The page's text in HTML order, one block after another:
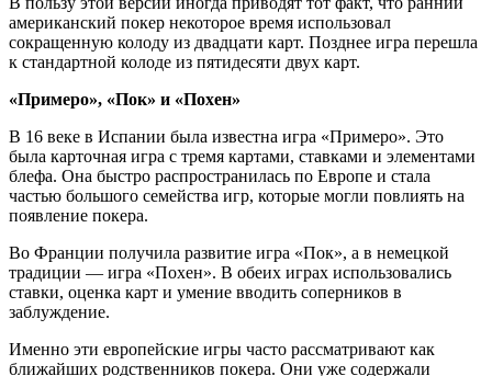
американский покер некоторое время использовал
сокращенную колоду из двадцати карт. Позднее игра перешла
к стандартной колоде из пятидесяти двух карт.
«Примеро», «Пок» и «Похен»
В 16 веке в Испании была известна игра «Примеро». Это
была карточная игра с тремя картами, ставками и элементами
блефа. Она быстро распространилась по Европе и стала
частью большого семейства игр, которые могли повлиять на
появление покера.
Во Франции получила развитие игра «Пок», а в немецкой
традиции — игра «Похен». В обеих играх использовались
ставки, оценка карт и умение вводить соперников в
заблуждение.
Именно эти европейские игры часто рассматривают как
ближайших родственников покера. Они уже содержали